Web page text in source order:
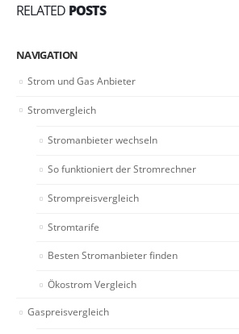
RELATED POSTS
NAVIGATION
Strom und Gas Anbieter
Stromvergleich
Stromanbieter wechseln
So funktioniert der Stromrechner
Strompreisvergleich
Stromtarife
Besten Stromanbieter finden
Ökostrom Vergleich
Gaspreisvergleich